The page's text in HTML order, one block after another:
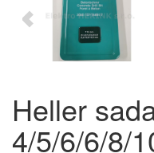
Heller
4/5/6/6/8/